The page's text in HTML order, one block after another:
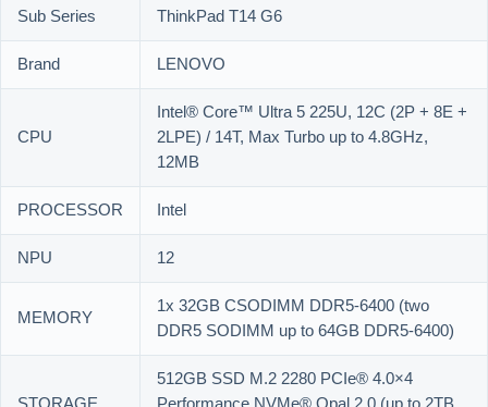
Sub Series
ThinkPad T14 G6
Brand
LENOVO
CPU
Intel® Core™ Ultra 5 225U, 12C (2P + 8E +
2LPE) / 14T, Max Turbo up to 4.8GHz,
12MB
PROCESSOR
Intel
NPU
12
MEMORY
1x 32GB CSODIMM DDR5-6400 (two
DDR5 SODIMM up to 64GB DDR5-6400)
512GB SSD M.2 2280 PCIe® 4.0×4